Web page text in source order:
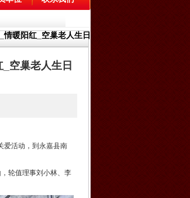
暖阳红_空巢老人生日
空巢老人生日
爱活动，到永嘉县南
轮值理事刘小林、李